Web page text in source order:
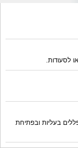
לסעודות.
בעליות ובפתיחת